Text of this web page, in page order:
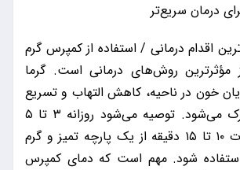
درمان سریع‌تر
اقدام درمانی / استفاده از کمپرس گرم
مؤثرترین روش‌های درمانی است. گرما
خون در ناحیه، کاهش التهاب و تسریع
تخلیه طبیعی چرک می‌شود. توصیه می‌شود روزانه ۳ تا ۵
بار، هر بار به مدت ۱۰ تا ۱۵ دقیقه از یک پارچه تمیز و گرم
شود. مهم است که دمای کمپرس